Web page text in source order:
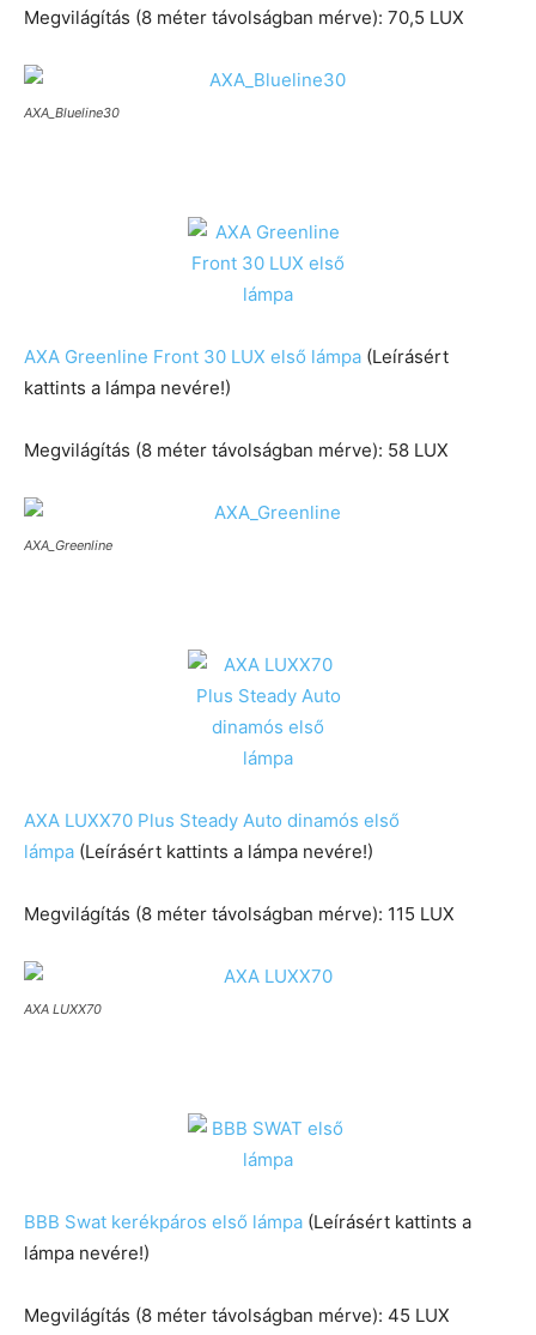
Megvilágítás (8 méter távolságban mérve): 70,5 LUX
AXA_Blueline30
AXA Greenline Front 30 LUX első lámpa (Leírásért
kattints a lámpa nevére!)
Megvilágítás (8 méter távolságban mérve): 58 LUX
AXA_Greenline
AXA LUXX70 Plus Steady Auto dinamós első
lámpa (Leírásért kattints a lámpa nevére!)
Megvilágítás (8 méter távolságban mérve): 115 LUX
AXA LUXX70
BBB Swat kerékpáros első lámpa (Leírásért kattints a
lámpa nevére!)
Megvilágítás (8 méter távolságban mérve): 45 LUX